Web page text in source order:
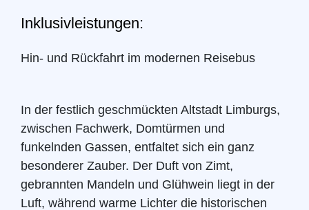
Inklusivleistungen:
Hin- und Rückfahrt im modernen Reisebus
In der festlich geschmückten Altstadt Limburgs,
zwischen Fachwerk, Domtürmen und
funkelnden Gassen, entfaltet sich ein ganz
besonderer Zauber. Der Duft von Zimt,
gebrannten Mandeln und Glühwein liegt in der
Luft, während warme Lichter die historischen